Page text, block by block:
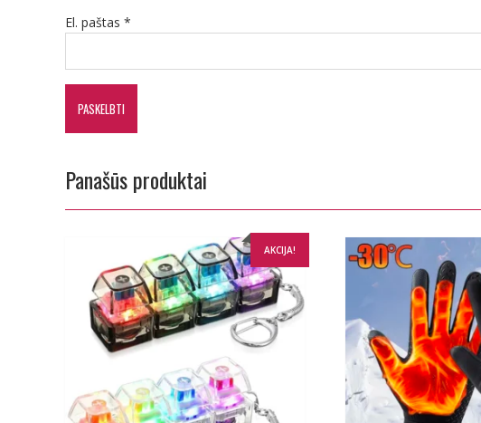
El. paštas *
Panašūs produktai
AKCIJA!